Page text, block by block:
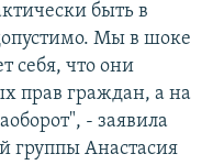
быть в
Мы в шоке
себя, что они
прав граждан, а на
- заявила
группы Анастасия